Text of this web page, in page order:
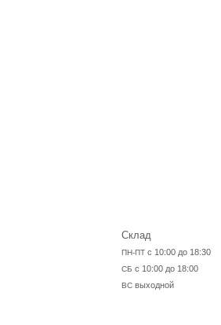
Склад
ПН-ПТ с 10:00 до 18:30
СБ с 10:00 до 18:00
ВС выходной